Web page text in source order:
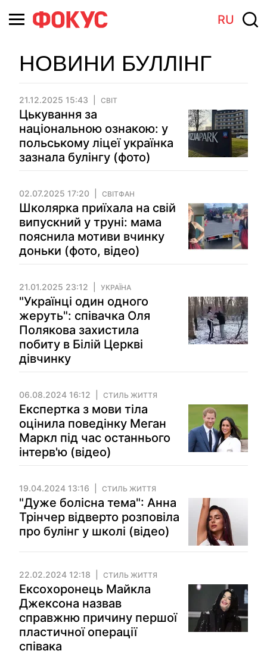
RU
НОВИНИ БУЛЛІНГ
21.12.2025 15:43 СВІТ
Цькування за
національною ознакою: у
польському ліцеї українка
зазнала булінгу (фото)
02.07.2025 17:20 СВІТФАН
Школярка приїхала на свій
випускний у труні: мама
пояснила мотиви вчинку
доньки (фото, відео)
21.01.2025 23:12 УКРАЇНА
"Українці один одного
жеруть": співачка Оля
Полякова захистила
побиту в Білій Церкві
дівчинку
06.08.2024 16:12 СТИЛЬ ЖИТТЯ
Експертка з мови тіла
оцінила поведінку Меган
Маркл під час останнього
інтерв'ю (відео)
19.04.2024 13:16 СТИЛЬ ЖИТТЯ
"Дуже болісна тема": Анна
Трінчер відверто розповіла
про булінг у школі (відео)
22.02.2024 12:18 СТИЛЬ ЖИТТЯ
Ексохоронець Майкла
Джексона назвав
справжню причину першої
пластичної операції
співака